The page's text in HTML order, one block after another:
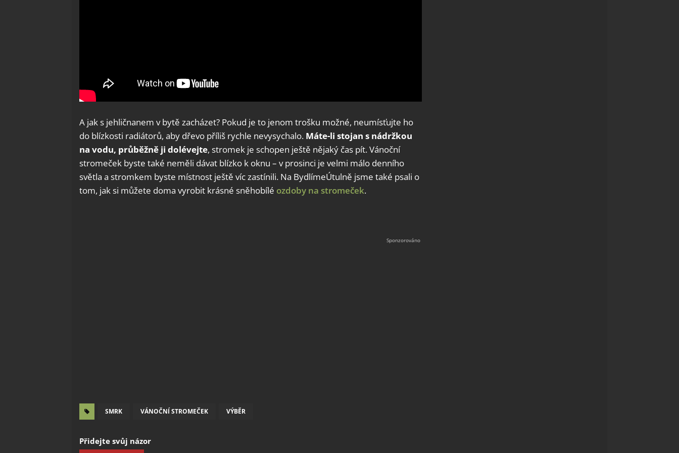
A jak s jehličnanem v bytě zacházet? Pokud je to jenom trošku možné, neumísťujte ho
do blízkosti radiátorů, aby dřevo příliš rychle nevysychalo. Máte-li stojan s nádržkou
na vodu, průběžně ji dolévejte, stromek je schopen ještě nějaký čas pít. Vánoční
stromeček byste také neměli dávat blízko k oknu – v prosinci je velmi málo denního
světla a stromkem byste místnost ještě víc zastínili. Na BydlímeÚtulně jsme také psali o
tom, jak si můžete doma vyrobit krásné sněhobílé ozdoby na stromeček.
SMRK VÁNOČNÍ STROMEČEK VÝBĚR
Přidejte svůj názor